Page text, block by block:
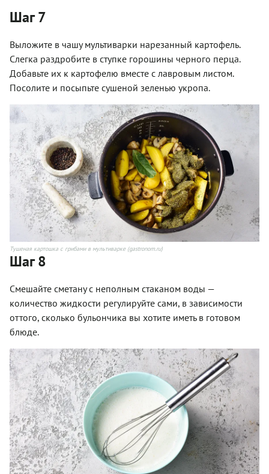
Шаг 7
Выложите в чашу мультиварки нарезанный картофель.
Слегка раздробите в ступке горошины черного перца.
Добавьте их к картофелю вместе с лавровым листом.
Посолите и посыпьте сушеной зеленью укропа.
Тушеная картошка с грибами в мультиварке (gastronom.ru)
Шаг 8
Смешайте сметану с неполным стаканом воды —
количество жидкости регулируйте сами, в зависимости
оттого, сколько бульончика вы хотите иметь в готовом
блюде.